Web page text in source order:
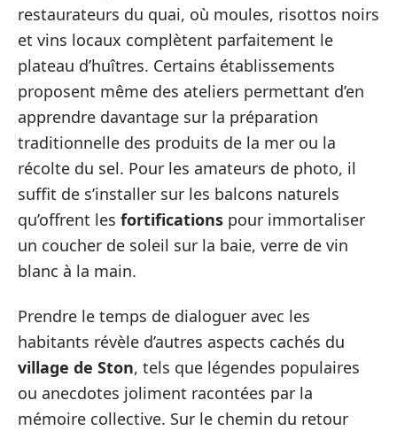
restaurateurs du quai, où moules, risottos noirs
et vins locaux complètent parfaitement le
plateau d’huîtres. Certains établissements
proposent même des ateliers permettant d’en
apprendre davantage sur la préparation
traditionnelle des produits de la mer ou la
récolte du sel. Pour les amateurs de photo, il
suffit de s’installer sur les balcons naturels
qu’offrent les fortifications pour immortaliser
un coucher de soleil sur la baie, verre de vin
blanc à la main.
Prendre le temps de dialoguer avec les
habitants révèle d’autres aspects cachés du
village de Ston, tels que légendes populaires
ou anecdotes joliment racontées par la
mémoire collective. Sur le chemin du retour